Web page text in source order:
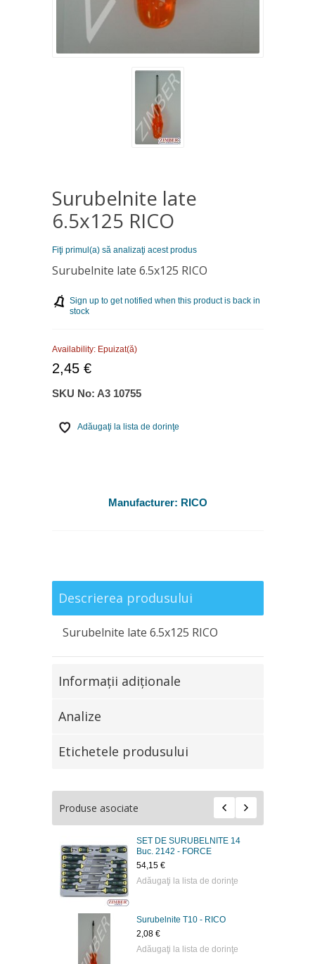
Surubelnite late
6.5х125 RICO
Fiţi primul(a) să analizaţi acest produs
Surubelnite late 6.5х125 RICO
Sign up to get notified when this product is back in
stock
Availability: Epuizat(ă)
2,45 €
SKU No: A3 10755
Adăugaţi la lista de dorinţe
Manufacturer: RICO
Descrierea produsului
Surubelnite late 6.5х125 RICO
Informaţii adiţionale
Analize
Etichetele produsului
Produse asociate
SET DE SURUBELNITE 14
Buc. 2142 - FORCE
54,15 €
Adăugaţi la lista de dorinţe
Surubelnite Т10 - RICO
2,08 €
Adăugaţi la lista de dorinţe